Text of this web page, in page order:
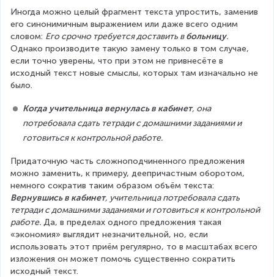
Иногда можно целый фрагмент текста упростить, заменив
его синонимичным выражением или даже всего одним
словом: Его срочно требуется доставить в больницу.
Однако производите такую замену только в том случае,
если точно уверены, что при этом не привнесёте в
исходный текст новые смыслы, которых там изначально не
было.
Когда учительница вернулась в кабинет, она
потребовала сдать тетради с домашними заданиями и
готовиться к контрольной работе.
Придаточную часть сложноподчиненного предложения
можно заменить, к примеру, деепричастным оборотом,
немного сократив таким образом объём текста:
Вернувшись в кабинет, учительница потребовала сдать
тетради с домашними заданиями и готовиться к контрольной
работе. Да, в пределах одного предложения такая
«экономия» выглядит незначительной, но, если
использовать этот приём регулярно, то в масштабах всего
изложения он может помочь существенно сократить
исходный текст.